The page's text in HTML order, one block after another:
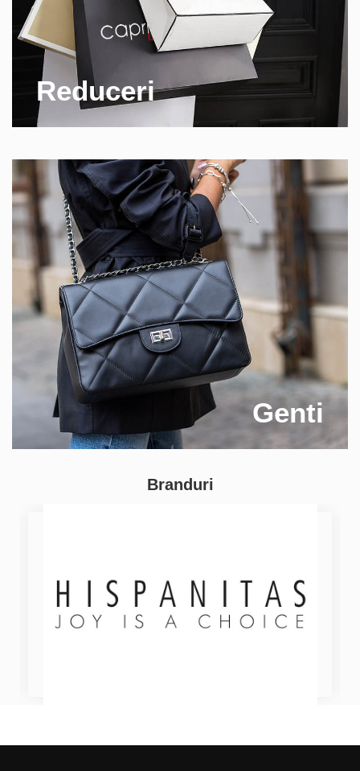
Reduceri
Genti
Branduri